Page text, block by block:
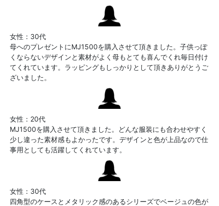
女性：30代
母へのプレゼントにMJ1500を購入させて頂きました。子供っぽ
くならないデザインと素材がよく母もとても喜んでくれ毎日付け
てくれています。ラッピングもしっかりとして頂きありがとうご
ざいました。
女性：20代
MJ1500を購入させて頂きました。どんな服装にも合わせやすく
少し違った素材感もよかったです。デザインと色が上品なので仕
事用としても活躍してくれています。
女性：30代
四角型のケースとメタリック感のあるシリーズでベージュの色が